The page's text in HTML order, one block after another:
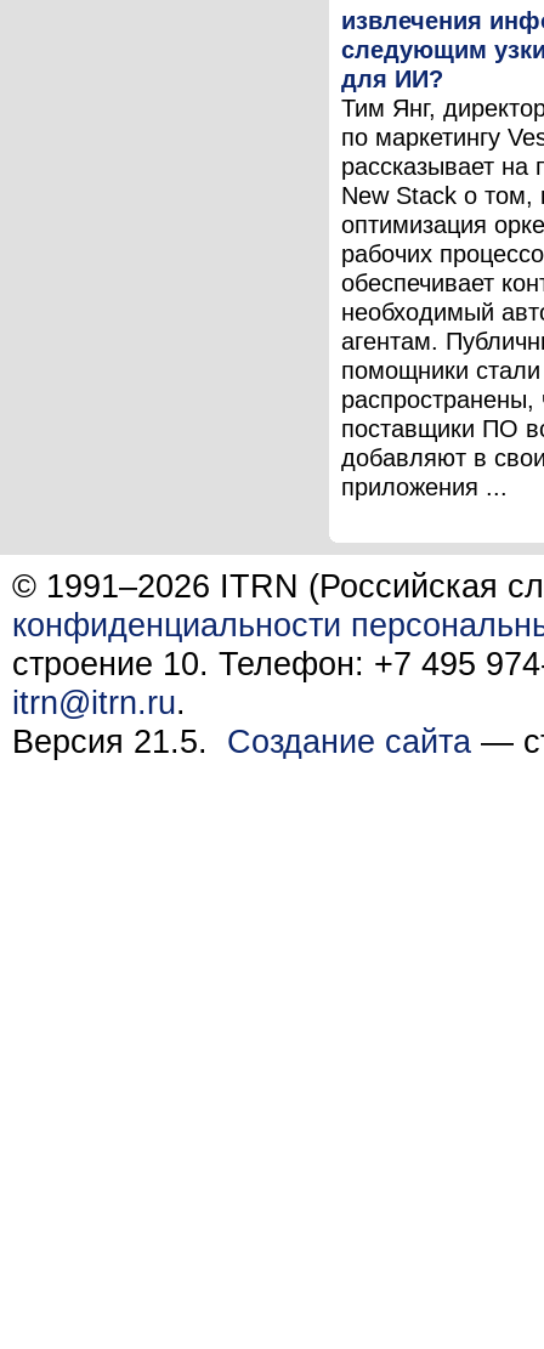
извлечения
следующим
для ИИ?
Тим Янг,
по маркетингу
рассказывает на
New Stack о том,
оптимизация
рабочих
обеспечивает
необходимый
агентам.
помощники стали
распространены,
поставщики ПО
добавляют в
приложения ...
© 1991–2026 ITRN (Российская
конфиденциальности
строение 10. Телефон: +7 495
itrn@itrn.ru.
Версия 21.5. Создание сайта —